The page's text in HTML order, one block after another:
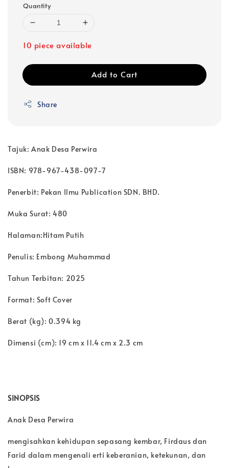
Quantity
10 piece available
Add to Cart
Share
Tajuk: Anak Desa Perwira
ISBN: 978-967-438-097-7
Penerbit: Pekan Ilmu Publication SDN. BHD.
Muka Surat: 480
Halaman:Hitam Putih
Penulis: Embong Muhammad
Tahun Terbitan: 2025
Format: Soft Cover
Berat (kg): 0.394 kg
Dimensi (cm): 19 cm x 11.4 cm x 2.3 cm
SINOPSIS
Anak Desa Perwira
mengisahkan kehidupan sepasang kembar, Firdaus dan
Farid dalam mengenali erti keberanian, ketekunan, dan